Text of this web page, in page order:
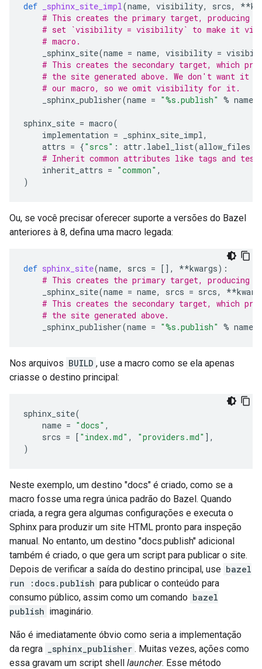
def _sphinx_site_impl(name, visibility, srcs, **
# This creates the primary target, producing the
# set `visibility = visibility` to make it
# macro.
_sphinx_site(name = name, visibility =
# This creates the secondary target, which
# the site generated above. We don't want
# our macro, so we omit visibility for it.
_sphinx_publisher(name = "%s .publish" % name
sphinx_site = macro(
implementation = _sphinx_site_impl,
attrs = {"srcs" : attr . label_list(allow_files
# Inherit common attributes like tags and
inherit_attrs = "common" ,
)
Ou, se você precisar oferecer suporte a versões do Bazel
anteriores à 8, defina uma macro legada:
def sphinx_site(name, srcs = [], **kwargs):
# This creates the primary target, producing
_sphinx_site(name = name, srcs = srcs, **
# This creates the secondary target, which
# the site generated above.
_sphinx_publisher(name = "%s .publish" % name
Nos arquivos BUILD , use a macro como se ela apenas
criasse o destino principal:
sphinx_site(
name = "docs" ,
srcs = [ "index.md" , "providers.md" ],
)
Neste exemplo, um destino "docs" é criado, como se a
macro fosse uma regra única padrão do Bazel. Quando
criada, a regra gera algumas configurações e executa o
Sphinx para produzir um site HTML pronto para inspeção
manual. No entanto, um destino "docs.publish" adicional
também é criado, o que gera um script para publicar o site.
Depois de verificar a saída do destino principal, use bazel
run :docs.publish para publicar o conteúdo para
consumo público, assim como um comando bazel
publish imaginário.
Não é imediatamente óbvio como seria a implementação
da regra
_sphinx_publisher . Muitas vezes, ações como
essa gravam um script shell launcher. Esse método